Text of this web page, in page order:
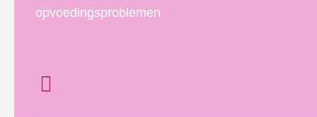
opvoedingsproblemen